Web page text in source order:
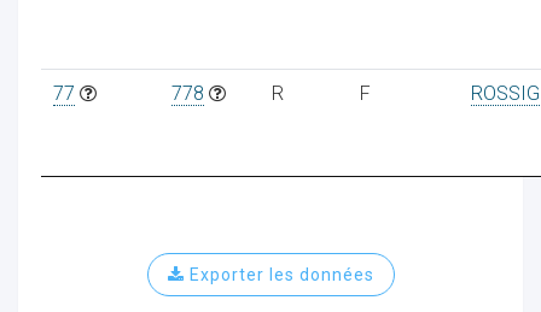
77 778 R F
Exporter les données